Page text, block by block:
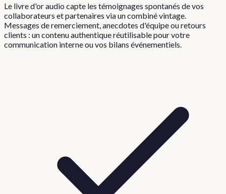
Le livre d'or audio capte les témoignages spontanés de vos
collaborateurs et partenaires via un combiné vintage.
Messages de remerciement, anecdotes d'équipe ou retours
clients : un contenu authentique réutilisable pour votre
communication interne ou vos bilans événementiels.